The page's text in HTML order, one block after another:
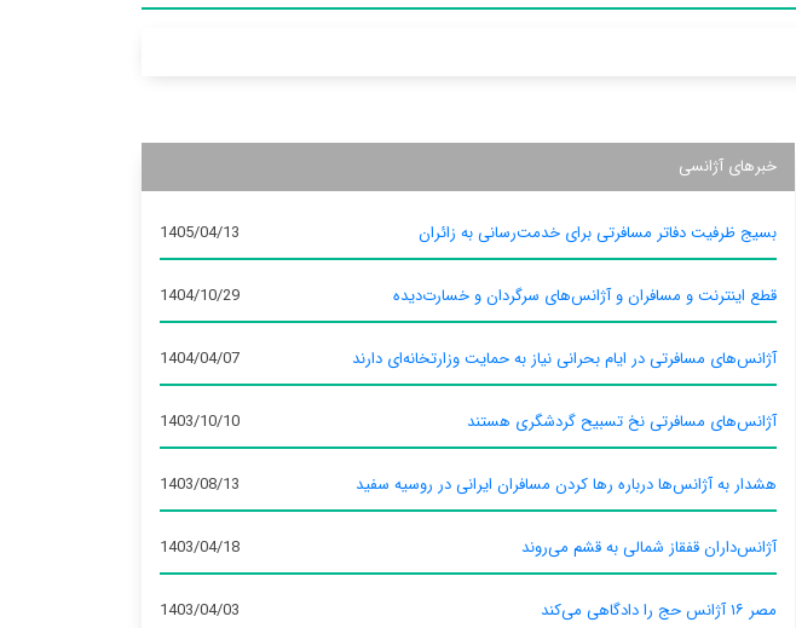
خبرهای آژانسی
بسیج ظرفیت دفاتر مسافرتی برای خدمت‌رسانی به زائران 1405/04/13
قطع اینترنت و مسافران و آژانس‌های سرگردان و خسارت‌دیده 1404/10/29
آژانس‌های مسافرتی در ایام بحرانی نیاز به حمایت وزارتخانه‌ای دارند 1404/04/07
آژانس‌های مسافرتی نخ تسبیح گردشگری هستند 1403/10/10
هشدار به آژانس‌ها درباره رها کردن مسافران ایرانی در روسیه سفید 1403/08/13
آژانس‌داران قفقاز شمالی به قشم می‌روند 1403/04/18
مصر ۱۶ آژانس حج را دادگاهی می‌کند 1403/04/03